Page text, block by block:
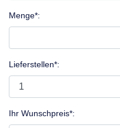
Menge*:
Lieferstellen*:
Ihr Wunschpreis*: